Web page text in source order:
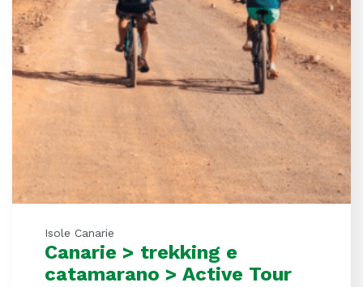
Isole Canarie
Canarie > trekking e
catamarano > Active Tour